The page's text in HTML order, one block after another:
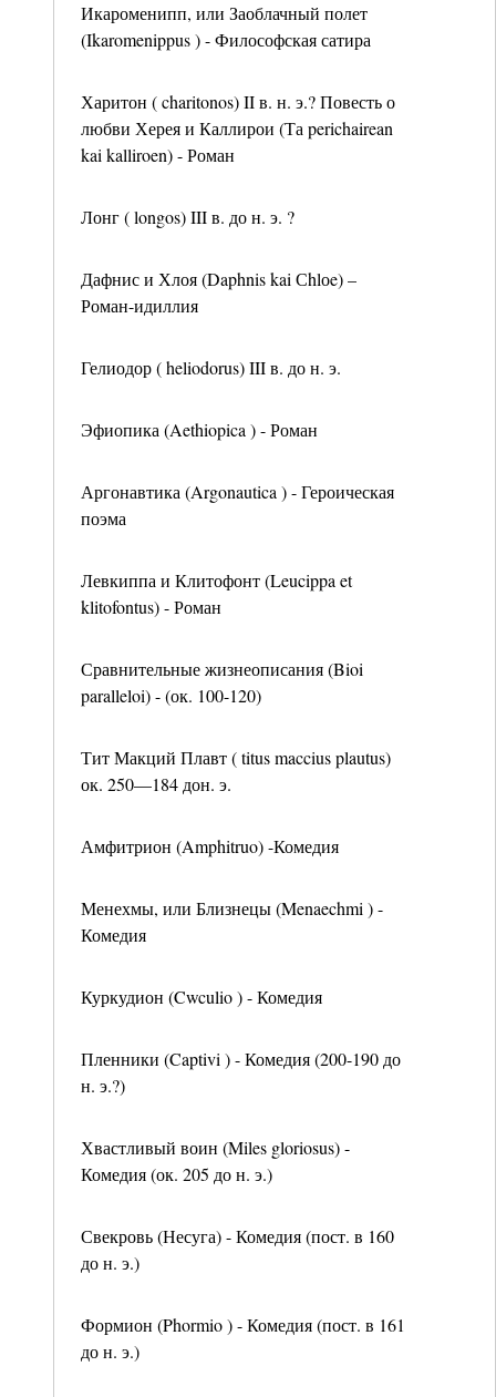
Икароменипп, или Заоблачный полет
(Ikaromenippus ) - Философская сатира
Харитон ( charitonos) II в. н. э.? Повесть о
любви Херея и Каллирои (Та perichairean
kai kalliroen) - Роман
Лонг ( longos) III в. до н. э. ?
Дафнис и Хлоя (Daphnis kai Сhlоe) –
Роман-идиллия
Гелиодор ( heliodorus) III в. до н. э.
Эфиопика (Aethiopica ) - Роман
Аргонавтика (Argonautica ) - Героическая
поэма
Левкиппа и Клитофонт (Leucippa et
klitofontus) - Роман
Сравнительные жизнеописания (Bioi
paralleloi) - (ок. 100-120)
Тит Макций Плавт ( titus maccius plautus)
ок. 250—184 дон. э.
Амфитрион (Amphitruo) -Комедия
Менехмы, или Близнецы (Menaechmi ) -
Комедия
Куркудион (Cwculio ) - Комедия
Пленники (Captivi ) - Комедия (200-190 до
н. э.?)
Хвастливый воин (Miles gloriosus) -
Комедия (ок. 205 до н. э.)
Свекровь (Несуга) - Комедия (пост. в 160
до н. э.)
Формион (Phormio ) - Комедия (пост. в 161
до н. э.)